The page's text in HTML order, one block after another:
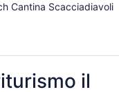
Cantina Scacciadiavoli
il